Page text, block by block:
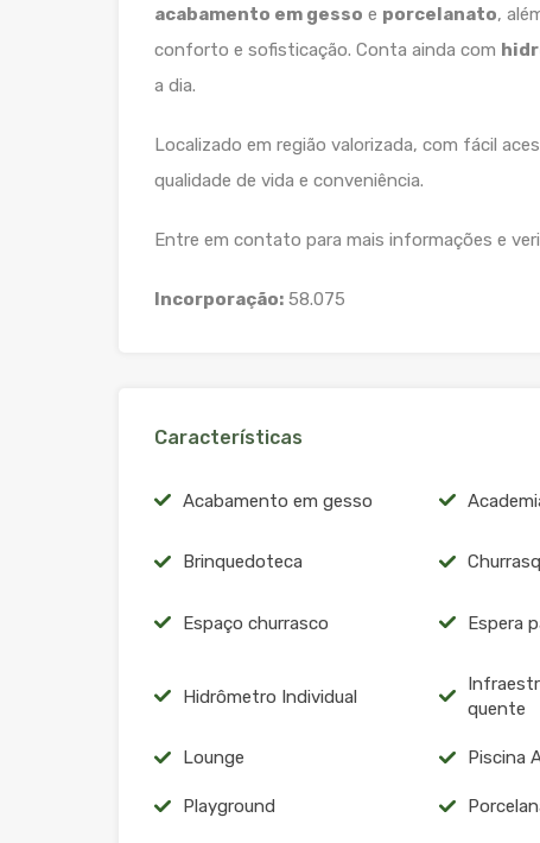
acabamento em gesso e porcelanato,
conforto e sofisticação. Conta ainda com
a dia.
Localizado em região valorizada, com fácil
qualidade de vida e conveniência.
Entre em contato para mais informações e
Incorporação: 58.075
Características
Acabamento em gesso
Brinquedoteca
Espaço churrasco Espera
Hidrômetro Individual
quente
Lounge Piscina
Playground